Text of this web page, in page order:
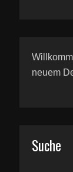
neuem
Suche